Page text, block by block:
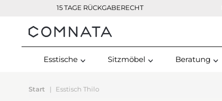
15 TAGE RÜCKGABERECHT
Kontakt
Esstische Sitzmöbel Beratung
Start Esstisch Thilo